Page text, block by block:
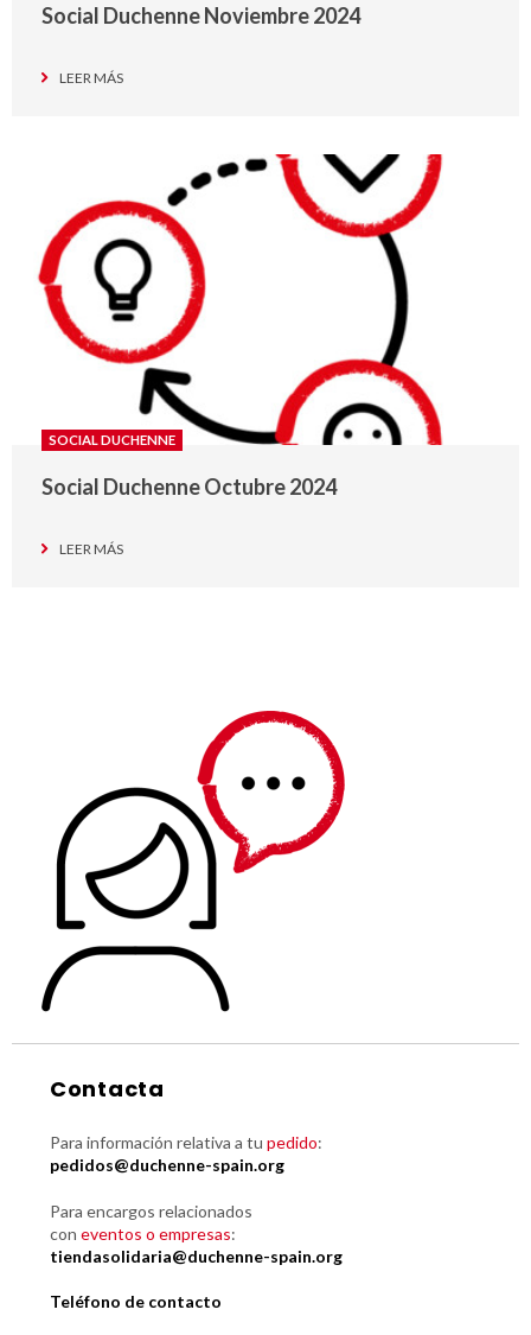
Social Duchenne Noviembre 2024
LEER MÁS
SOCIAL DUCHENNE
Social Duchenne Octubre 2024
LEER MÁS
Contacta
Para información relativa a tu pedido:
pedidos@duchenne-spain.org
Para encargos relacionados
con eventos o empresas:
tiendasolidaria@duchenne-spain.org
Teléfono de contacto